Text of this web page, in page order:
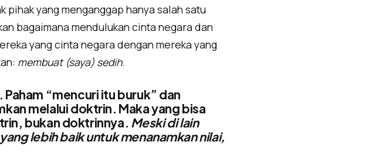
yang menganggap hanya salah satu
bagaimana mendulukan cinta negara dan
yang cinta negara dengan mereka yang
membuat (saya) sedih.
“mencuri itu buruk” dan
melalui doktrin. Maka yang bisa
bukan doktrinnya. Meski di lain
lebih baik untuk menanamkan nilai,